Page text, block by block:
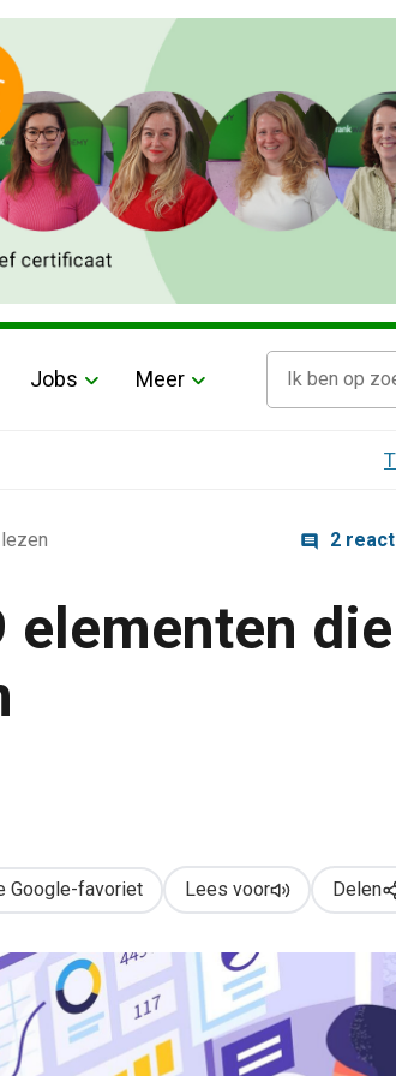
Jobs Meer
2
elementen die
Google-favoriet Lees voor Delen